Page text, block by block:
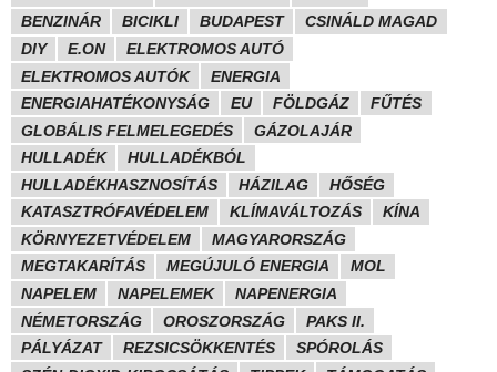
BENZINÁR
BICIKLI BUDAPEST
CSINÁLD MAGAD
DIY
E.ON
ELEKTROMOS AUTÓ
ELEKTROMOS AUTÓK
ENERGIA
ENERGIAHATÉKONYSÁG
EU FÖLDGÁZ
FŰTÉS
GLOBÁLIS FELMELEGEDÉS
GÁZOLAJÁR
HULLADÉK
HULLADÉKBÓL
HULLADÉKHASZNOSÍTÁS
HÁZILAG
HŐSÉG
KATASZTRÓFAVÉDELEM
KLÍMAVÁLTOZÁS
KÍNA
KÖRNYEZETVÉDELEM
MAGYARORSZÁG
MEGTAKARÍTÁS
MEGÚJULÓ ENERGIA
MOL
NAPELEM
NAPELEMEK
NAPENERGIA
NÉMETORSZÁG
OROSZORSZÁG
PAKS II.
PÁLYÁZAT
REZSICSÖKKENTÉS
SPÓROLÁS